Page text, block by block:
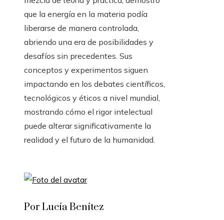
que la energía en la materia podía
liberarse de manera controlada,
abriendo una era de posibilidades y
desafíos sin precedentes. Sus
conceptos y experimentos siguen
impactando en los debates científicos,
tecnológicos y éticos a nivel mundial,
mostrando cómo el rigor intelectual
puede alterar significativamente la
realidad y el futuro de la humanidad.
Por Lucía Benítez